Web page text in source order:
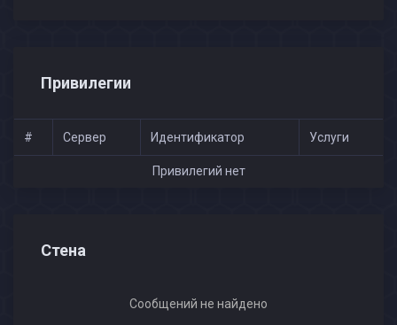
Привилегии
# Сервер Идентификатор Услуги
Привилегий нет
Стена
Сообщений не найдено